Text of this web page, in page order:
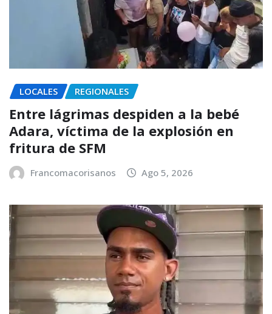
LOCALES REGIONALES
Entre lágrimas despiden a la bebé
Adara, víctima de la explosión en
fritura de SFM
Francomacorisanos Ago 5, 2026